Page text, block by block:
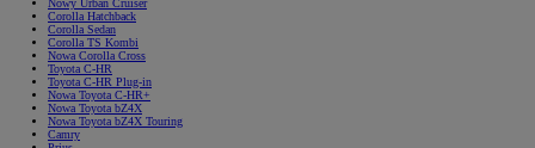
Nowy Urban Cruiser
Corolla Hatchback
Corolla Sedan
Corolla TS Kombi
Nowa Corolla Cross
Toyota C-HR
Toyota C-HR Plug-in
Nowa Toyota C-HR+
Nowa Toyota bZ4X
Nowa Toyota bZ4X Touring
Camry